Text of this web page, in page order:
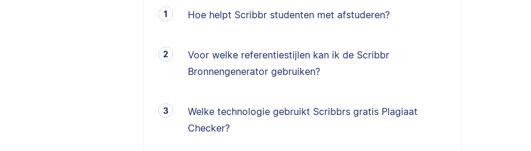
Hoe helpt Scribbr studenten met afstuderen?
Voor welke referentiestijlen kan ik de Scribbr
Bronnengenerator gebruiken?
Welke technologie gebruikt Scribbrs gratis Plagiaat
Checker?